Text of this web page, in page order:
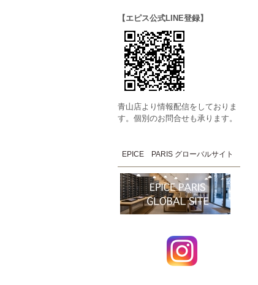
【エピス公式LINE登録】
青山店より情報配信をしておりま
す。個別のお問合せも承ります。
EPICE PARIS グローバルサイト